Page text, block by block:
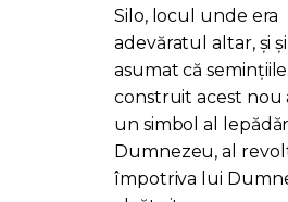
Silo, locul unde era
adevăratul altar, și
asumat că
construit acest nou
un simbol al
Dumnezeu, al
împotriva lui